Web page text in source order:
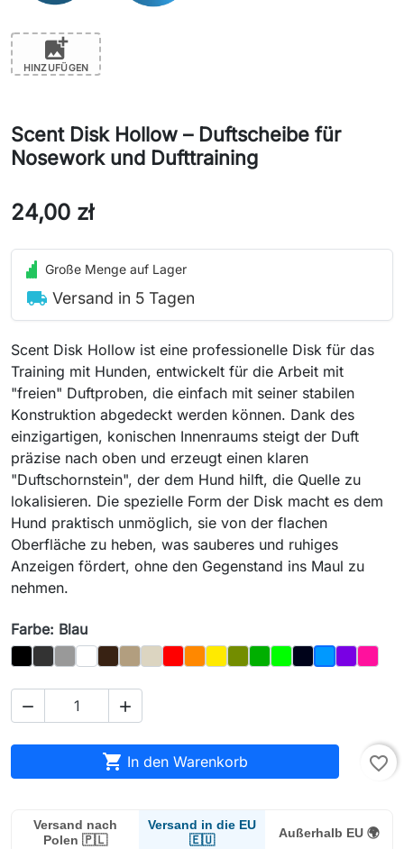
add_photo_alternate
HINZUFÜGEN
Scent Disk Hollow – Duftscheibe für
Nosework und Dufttraining
24,00 zł
Große Menge auf Lager
local_shipping Versand in 5 Tagen
Scent Disk Hollow ist eine professionelle Disk für das
Training mit Hunden, entwickelt für die Arbeit mit
"freien" Duftproben, die einfach mit seiner stabilen
Konstruktion abgedeckt werden können. Dank des
einzigartigen, konischen Innenraums steigt der Duft
präzise nach oben und erzeugt einen klaren
"Duftschornstein", der dem Hund hilft, die Quelle zu
lokalisieren. Die spezielle Form der Disk macht es dem
Hund praktisch unmöglich, sie von der flachen
Oberfläche zu heben, was sauberes und ruhiges
Anzeigen fördert, ohne den Gegenstand ins Maul zu
nehmen.
Farbe: Blau
Schwarz
Graphit
GrauWeißBraunEicheKnochen
RotOrange
GelbOliveDunkelgrün
Light_Green
Night_Sky
BlauLila
 
 In den Warenkorb favorite_border
Versand nach
Polen 🇵🇱
Versand in die EU
🇪🇺
Außerhalb EU 🌍